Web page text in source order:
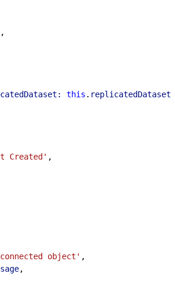
,
this . replicatedDataset
Created' ,
object' ,
,